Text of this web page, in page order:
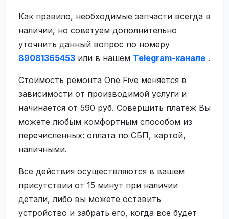
Как правило, необходимые запчасти всегда в
наличии, но советуем дополнительно
уточнить данный вопрос по номеру
89081365453 или в нашем Telegram-канале .
Стоимость ремонта One Five меняется в
зависимости от производимой услуги и
начинается от 590 руб. Совершить платеж Вы
можете любым комфортным способом из
перечисленных: оплата по СБП, картой,
наличными.
Все действия осуществляются в вашем
присутствии от 15 минут при наличии
детали, либо вы можете оставить
устройство и забрать его, когда все будет